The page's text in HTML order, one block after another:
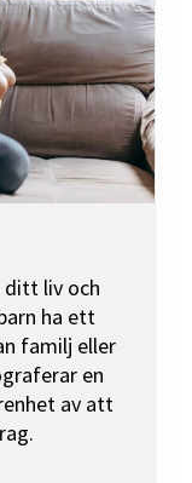
liv och
ha ett
familj eller
en
av att